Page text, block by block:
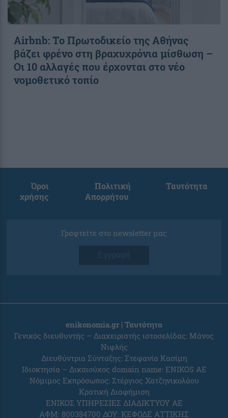
Airbnb: Το Πρωτοδικείο της Αθήνας
βάζει φρένο στη βραχυχρόνια μίσθωση –
Οι 10 αλλαγές που έρχονται στο νέο
νομοθετικό τοπίο
Όροι
χρήσης
Πολιτική
Απορρήτου
Ταυτότητα
Γραφτείτε στο newsletter μας
Εγγραφή
enikonomia.gr | Ταυτότητα
Γενικός διευθυντής – Διαχειριστής ιστοσελίδας: Μάνος
Νιφλής
Διευθύντρια Σύνταξης: Στεφανία Κασίμη
Ιδιοκτησία – Δικαιούχος domain name: ENIKOS AE
Νόμιμος Εκπρόσωπος: Στέργιος Χατζηνικολάου
Κρατική Διαφήμιση
ΕΝΙΚΟΣ ΥΠΗΡΕΣΙΕΣ ΔΙΑΔΙΚΤΥΟΥ ΑΕ
ΑΦΜ: 800384700 ΔΟΥ: ΚΕΦΟΔΕ ΑΤΤΙΚΗΣ